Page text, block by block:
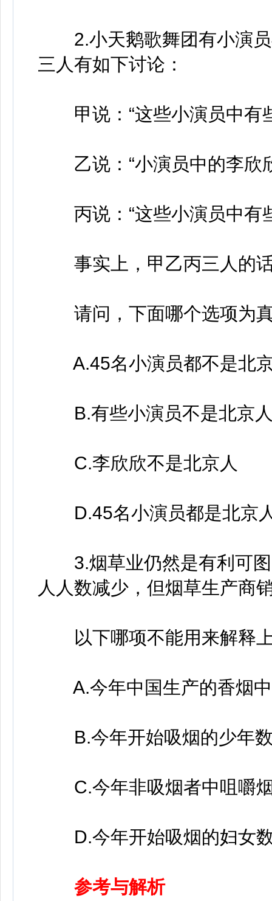
2.小天鹅歌舞团有小演员
三人有如下讨论：
甲说：“这些小演员中有
乙说：“小演员中的李欣
丙说：“这些小演员中有
事实上，甲乙丙三人的话
请问，下面哪个选项为
A.45名小演员都不是北
B.有些小演员不是北京
C.李欣欣不是北京人
D.45名小演员都是北京
3.烟草业仍然是有利可图
人人数减少，但烟草生产商
以下哪项不能用来解释
A.今年中国生产的香烟中
B.今年开始吸烟的少年数
C.今年非吸烟者中咀嚼烟
D.今年开始吸烟的妇女数
参考与解析